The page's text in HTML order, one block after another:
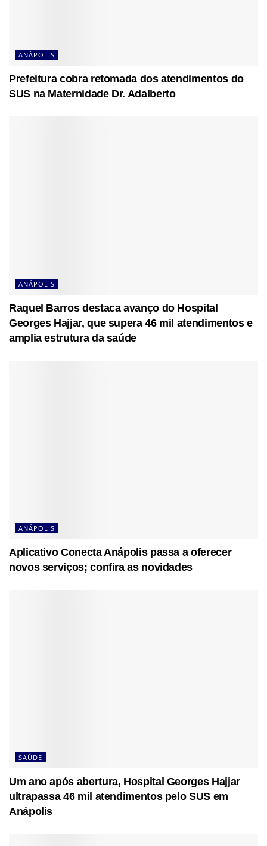
ANÁPOLIS
Prefeitura cobra retomada dos atendimentos do
SUS na Maternidade Dr. Adalberto
ANÁPOLIS
Raquel Barros destaca avanço do Hospital
Georges Hajjar, que supera 46 mil atendimentos e
amplia estrutura da saúde
ANÁPOLIS
Aplicativo Conecta Anápolis passa a oferecer
novos serviços; confira as novidades
SAÚDE
Um ano após abertura, Hospital Georges Hajjar
ultrapassa 46 mil atendimentos pelo SUS em
Anápolis